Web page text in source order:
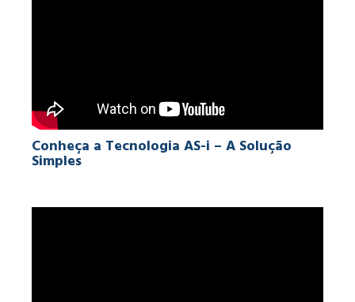
Conheça a Tecnologia AS-i – A Solução
Simples